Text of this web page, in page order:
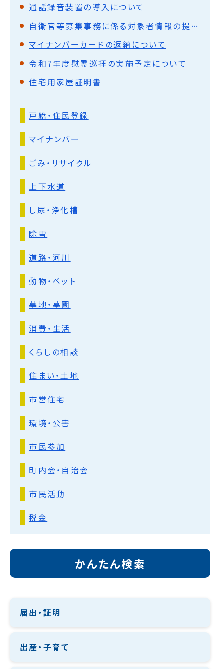
通話録⾳装置の導⼊について
自衛官等募集事務に係る対象者情報の提供について
マイナンバーカードの返納について
令和7年度慰霊巡拝の実施予定について
住宅用家屋証明書
戸籍・住民登録
マイナンバー
ごみ・リサイクル
上下水道
し尿・浄化槽
除雪
道路・河川
動物・ペット
墓地・墓園
消費・生活
くらしの相談
住まい・土地
市営住宅
環境・公害
市民参加
町内会・自治会
市民活動
税金
かんたん検索
届出・証明
出産・子育て